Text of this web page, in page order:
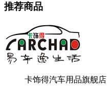
推荐商品
卡饰得汽车用品旗舰店